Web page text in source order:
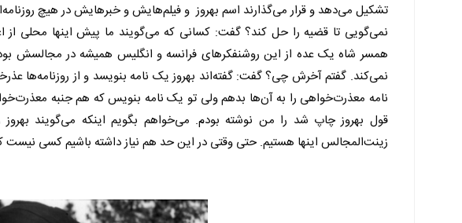
تشکیل می‌دهد و قرار می‌گذارند اسم بهروز و فیلم‌هایش و خبرهایش در هیچ
نمی‌گویی تا قضیه را حل کند؟ گفت: کسانی که می‌گویند ما پیش اینها محلی از
همسر شاه یک عده از این روشنفکرهای فرانسه و انگلیس همیشه در مجالسش
نمی‌کند. گفتم آخرش چی؟ گفت: گفته‌اند بهروز یک نامه بنویسد و از روزنامه‌ها
نامه معذرت‌خواهی را به آن‌ها بدهم ولی تو یک نامه‌ بنویس که هم جنبه
قول بهروز چاپ شد را من نوشته بودم. می‌خواهم بگویم اینکه می‌گویند
زینت‌المجالس اینها هستیم. حتی وقتی در این حد هم نیاز داشته باشیم کسی نیست